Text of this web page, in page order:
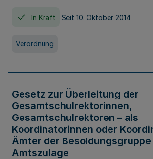
In Kraft Seit 10. Oktober 2014
Verordnung
Gesetz zur Überleitung der
Gesamtschulrektorinnen,
Gesamtschulrektoren – als
Koordinatorinnen oder
Ämter der Besoldungsgruppe
Amtszulage